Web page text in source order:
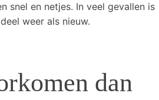
snel en netjes. In veel gevallen is
weer als nieuw.
dan